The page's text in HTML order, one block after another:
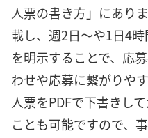
人票の書き方」にあり
載し、週2日〜や1日4
を明示することで、応
わせや応募に繋がりや
人票をPDFで下書きし
ことも可能ですので、